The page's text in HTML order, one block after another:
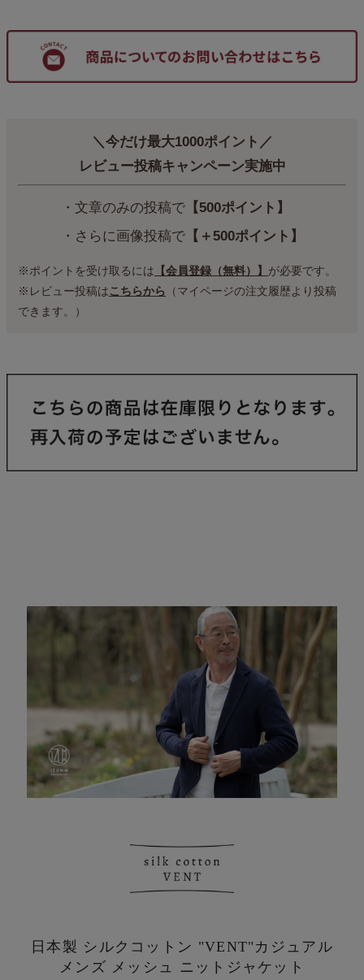
＼今だけ最大1000ポイント／
レビュー投稿キャンペーン実施中
・文章のみの投稿で【500ポイント】
・さらに画像投稿で【＋500ポイント】
※ポイントを受け取るには 【会員登録（無料）】 が必要です。
※レビュー投稿はこちらから （マイページの注文履歴より投稿
できます。）
日本製 シルクコットン "VENT" カジュアル
メンズ メッシュ ニットジャケット